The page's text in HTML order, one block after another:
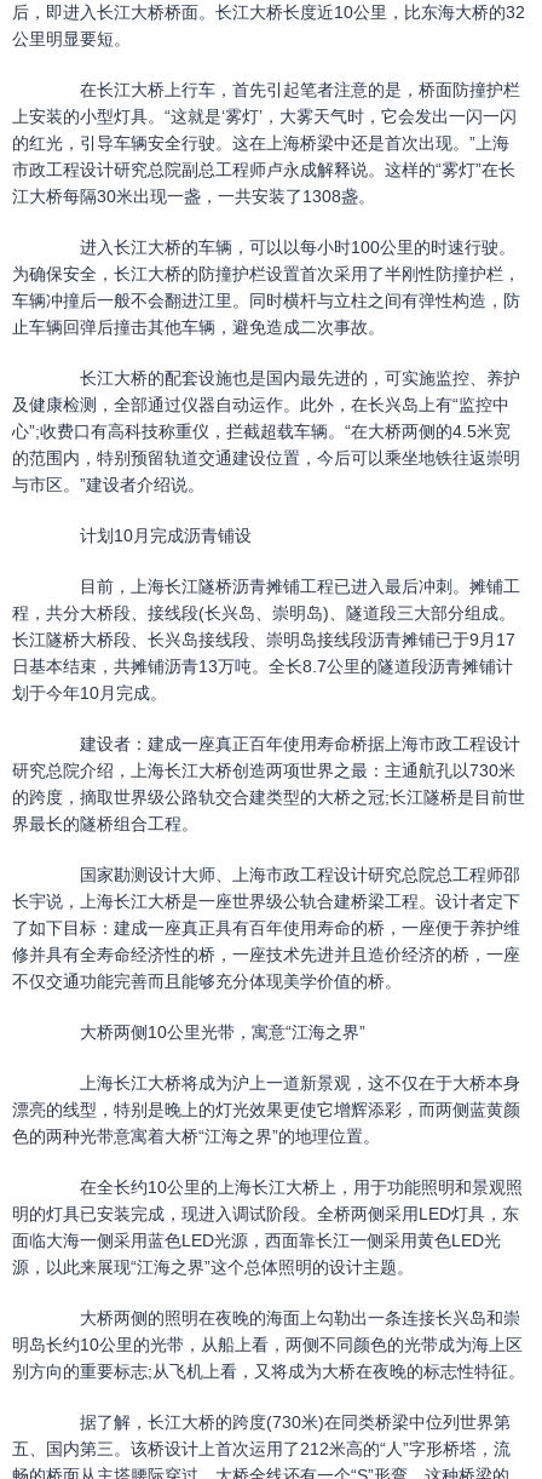
后，即进入长江大桥桥面。长江大桥长度近10公里，比东海大桥的32
公里明显要短。
在长江大桥上行车，首先引起笔者注意的是，桥面防撞护栏
上安装的小型灯具。“这就是‘雾灯’，大雾天气时，它会发出一闪一闪
的红光，引导车辆安全行驶。这在上海桥梁中还是首次出现。”上海
市政工程设计研究总院副总工程师卢永成解释说。这样的“雾灯”在长
江大桥每隔30米出现一盏，一共安装了1308盏。
进入长江大桥的车辆，可以以每小时100公里的时速行驶。
为确保安全，长江大桥的防撞护栏设置首次采用了半刚性防撞护栏，
车辆冲撞后一般不会翻进江里。同时横杆与立柱之间有弹性构造，防
止车辆回弹后撞击其他车辆，避免造成二次事故。
长江大桥的配套设施也是国内最先进的，可实施监控、养护
及健康检测，全部通过仪器自动运作。此外，在长兴岛上有“监控中
心”;收费口有高科技称重仪，拦截超载车辆。“在大桥两侧的4.5米宽
的范围内，特别预留轨道交通建设位置，今后可以乘坐地铁往返崇明
与市区。”建设者介绍说。
计划10月完成沥青铺设
目前，上海长江隧桥沥青摊铺工程已进入最后冲刺。摊铺工
程，共分大桥段、接线段(长兴岛、崇明岛)、隧道段三大部分组成。
长江隧桥大桥段、长兴岛接线段、崇明岛接线段沥青摊铺已于9月17
日基本结束，共摊铺沥青13万吨。全长8.7公里的隧道段沥青摊铺计
划于今年10月完成。
建设者：建成一座真正百年使用寿命桥据上海市政工程设计
研究总院介绍，上海长江大桥创造两项世界之最：主通航孔以730米
的跨度，摘取世界级公路轨交合建类型的大桥之冠;长江隧桥是目前世
界最长的隧桥组合工程。
国家勘测设计大师、上海市政工程设计研究总院总工程师邵
长宇说，上海长江大桥是一座世界级公轨合建桥梁工程。设计者定下
了如下目标：建成一座真正具有百年使用寿命的桥，一座便于养护维
修并具有全寿命经济性的桥，一座技术先进并且造价经济的桥，一座
不仅交通功能完善而且能够充分体现美学价值的桥。
大桥两侧10公里光带，寓意“江海之界”
上海长江大桥将成为沪上一道新景观，这不仅在于大桥本身
漂亮的线型，特别是晚上的灯光效果更使它增辉添彩，而两侧蓝黄颜
色的两种光带意寓着大桥“江海之界”的地理位置。
在全长约10公里的上海长江大桥上，用于功能照明和景观照
明的灯具已安装完成，现进入调试阶段。全桥两侧采用LED灯具，东
面临大海一侧采用蓝色LED光源，西面靠长江一侧采用黄色LED光
源，以此来展现“江海之界”这个总体照明的设计主题。
大桥两侧的照明在夜晚的海面上勾勒出一条连接长兴岛和崇
明岛长约10公里的光带，从船上看，两侧不同颜色的光带成为海上区
别方向的重要标志;从飞机上看，又将成为大桥在夜晚的标志性特征。
据了解，长江大桥的跨度(730米)在同类桥梁中位列世界第
五、国内第三。该桥设计上首次运用了212米高的“人”字形桥塔，流
畅的桥面从主塔腰际穿过，大桥全线还有一个“S”形弯。这种桥梁的